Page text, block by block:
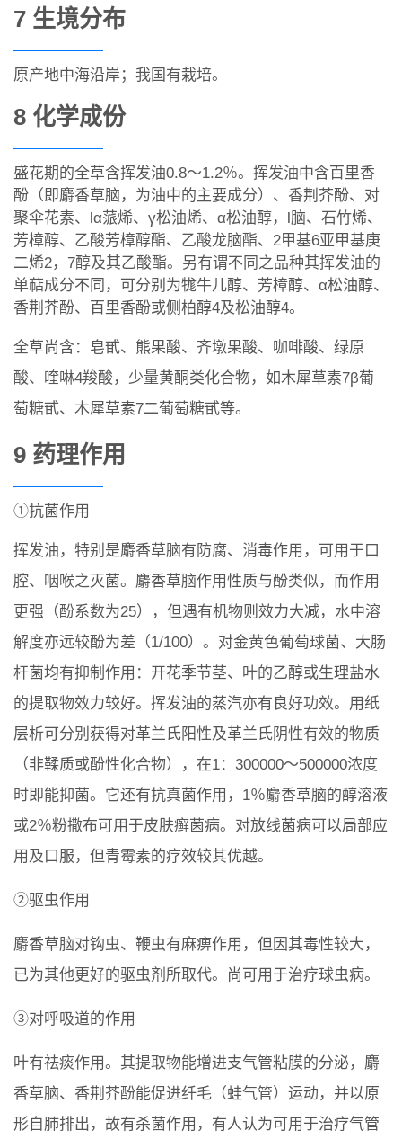
7 生境分布
原产地中海沿岸；我国有栽培。
8 化学成份
盛花期的全草含挥发油0.8～1.2％。挥发油中含百里香
酚（即麝香草脑，为油中的主要成分）、香荆芥酚、对
聚伞花素、lα蒎烯、γ松油烯、α松油醇，l脑、石竹烯、
芳樟醇、乙酸芳樟醇酯、乙酸龙脑酯、2甲基6亚甲基庚
二烯2，7醇及其乙酸酯。另有谓不同之品种其挥发油的
单萜成分不同，可分别为牻牛儿醇、芳樟醇、α松油醇、
香荆芥酚、百里香酚或侧柏醇4及松油醇4。
全草尚含：皂甙、熊果酸、齐墩果酸、咖啡酸、绿原
酸、喹啉4羧酸，少量黄酮类化合物，如木犀草素7β葡
萄糖甙、木犀草素7二葡萄糖甙等。
9 药理作用
①抗菌作用
挥发油，特别是麝香草脑有防腐、消毒作用，可用于口
腔、咽喉之灭菌。麝香草脑作用性质与酚类似，而作用
更强（酚系数为25），但遇有机物则效力大减，水中溶
解度亦远较酚为差（1/100）。对金黄色葡萄球菌、大肠
杆菌均有抑制作用：开花季节茎、叶的乙醇或生理盐水
的提取物效力较好。挥发油的蒸汽亦有良好功效。用纸
层析可分别获得对革兰氏阳性及革兰氏阴性有效的物质
（非鞣质或酚性化合物），在1：300000～500000浓度
时即能抑菌。它还有抗真菌作用，1％麝香草脑的醇溶液
或2％粉撒布可用于皮肤癣菌病。对放线菌病可以局部应
用及口服，但青霉素的疗效较其优越。
②驱虫作用
麝香草脑对钩虫、鞭虫有麻痹作用，但因其毒性较大，
已为其他更好的驱虫剂所取代。尚可用于治疗球虫病。
③对呼吸道的作用
叶有祛痰作用。其提取物能增进支气管粘膜的分泌，麝
香草脑、香荆芥酚能促进纤毛（蛙气管）运动，并以原
形自肺排出，故有杀菌作用，有人认为可用于治疗气管